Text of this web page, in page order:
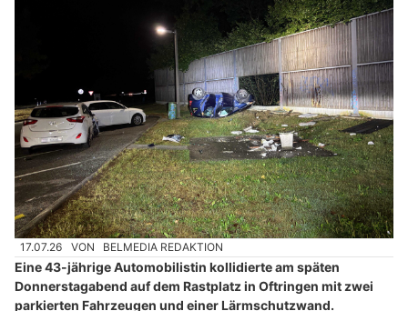
17.07.26 VON BELMEDIA REDAKTION
Eine 43-jährige Automobilistin kollidierte am späten
Donnerstagabend auf dem Rastplatz in Oftringen mit zwei
parkierten Fahrzeugen und einer Lärmschutzwand.